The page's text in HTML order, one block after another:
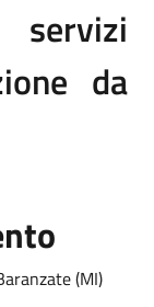
da
(MI)